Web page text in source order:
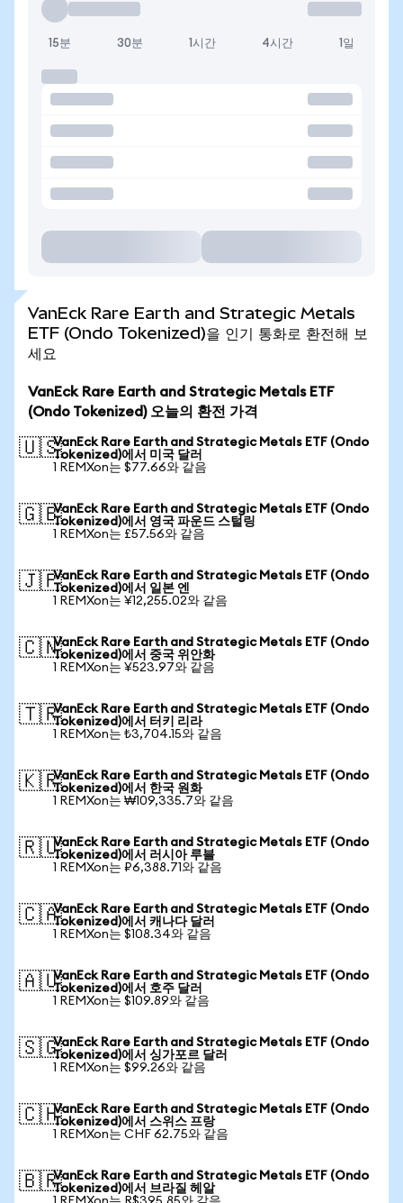
15분 30분 1시간 4시간 1일
VanEck Rare Earth and Strategic Metals
ETF (Ondo Tokenized)을 인기 통화로 환전해 보
세요
VanEck Rare Earth and Strategic Metals ETF
(Ondo Tokenized) 오늘의 환전 가격
🇺🇸VanEck Rare Earth and Strategic Metals ETF (Ondo
Tokenized)에서 미국 달러
1 REMXon는 $77.66와 같음
🇬🇧VanEck Rare Earth and Strategic Metals ETF (Ondo
Tokenized)에서 영국 파운드 스털링
1 REMXon는 £57.56와 같음
🇯🇵VanEck Rare Earth and Strategic Metals ETF (Ondo
Tokenized)에서 일본 엔
1 REMXon는 ¥12,255.02와 같음
🇨🇳VanEck Rare Earth and Strategic Metals ETF (Ondo
Tokenized)에서 중국 위안화
1 REMXon는 ¥523.97와 같음
🇹🇷VanEck Rare Earth and Strategic Metals ETF (Ondo
Tokenized)에서 터키 리라
1 REMXon는 ₺3,704.15와 같음
🇰🇷VanEck Rare Earth and Strategic Metals ETF (Ondo
Tokenized)에서 한국 원화
1 REMXon는 ₩109,335.7와 같음
🇷🇺VanEck Rare Earth and Strategic Metals ETF (Ondo
Tokenized)에서 러시아 루블
1 REMXon는 ₽6,388.71와 같음
🇨🇦VanEck Rare Earth and Strategic Metals ETF (Ondo
Tokenized)에서 캐나다 달러
1 REMXon는 $108.34와 같음
🇦🇺VanEck Rare Earth and Strategic Metals ETF (Ondo
Tokenized)에서 호주 달러
1 REMXon는 $109.89와 같음
🇸🇬VanEck Rare Earth and Strategic Metals ETF (Ondo
Tokenized)에서 싱가포르 달러
1 REMXon는 $99.26와 같음
🇨🇭VanEck Rare Earth and Strategic Metals ETF (Ondo
Tokenized)에서 스위스 프랑
1 REMXon는 CHF 62.75와 같음
🇧🇷VanEck Rare Earth and Strategic Metals ETF (Ondo
Tokenized)에서 브라질 헤알